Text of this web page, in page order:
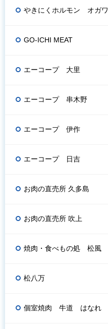
やきにくホルモン オガワ
GO-ICHI MEAT
エーコープ 大里
エーコープ 串木野
エーコープ 伊作
エーコープ 日吉
お肉の直売所 久多島
お肉の直売所 吹上
焼肉・食べもの処 松風
松八万
個室焼肉 牛道 はなれ